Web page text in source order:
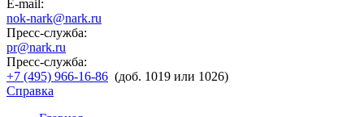
E-mail:
nok-nark@nark.ru
Пресс-служба:
pr@nark.ru
Пресс-служба:
+7 (495) 966-16-86 (доб. 1019 или 1026)
Справка